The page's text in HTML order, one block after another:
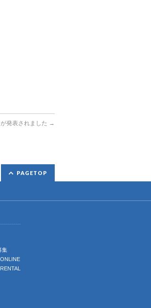
発表されました →
PAGETOP
集